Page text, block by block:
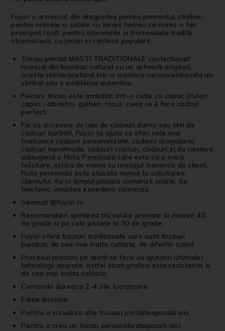
Fuyor s-a nascut din dragostea pentru pamantul strabun,
pentru orasele si satele cu tarani harnici ce miros a fan
proaspat cosit, pentru obiceiurile si frumoasele traditii
stramosesti, cu jocuri si cantece populare.
Tricou printat MASTI TRADITIONALE confectionat
manual din bumbac natural cu un artwork original,
acesta reinterpretand intr-o maniera neconventionala un
simbol sau o emblema autentica.
Fiecare tricou este ambalat intr-o cutie cu capac (culori
capac : albastru, galben, rosu), ceea ce il face cadoul
perfect.
Fie ca ai nevoie de idei de cadouri dama sau idei de
cadouri barbati, Fuyor te ajuta sa oferi cele mai
frumoase cadouri personalizate, cadouri dragobete,
cadouri handmade, cadouri craciun, cadouri zi de nastere
adaugand o Nota Personala care este ca o mica
felicitare, scrisa de mana cu mesajul transmis de client.
Nota personala este atasata numai la solicitarea
clientului, fie in timpul plasarii comenzii online, fie
telefonic, inaintea expedierii comenzii.
Semnat @fuyor.ro
Recomandam spalarea tricourilor printate la maxim 40
de grade si pe cele pictate la 30 de grade.
Fuyor ofera tricouri traditionale care sunt tricouri
bumbac de cea mai inalta calitate, de diferite culori
Procesul printarii pe textil se face cu ajutorul ultimelor
tehnologii aparute, astfel incat grafica este rezistenta si
de cea mai inalta calitate.
Comanda dureaza 2-4 zile lucratoare.
Editie limitata.
Pentru a vizualiza alte tricouri printateapasati aici.
Pentru a crea un tricou personalizatapasati aici.